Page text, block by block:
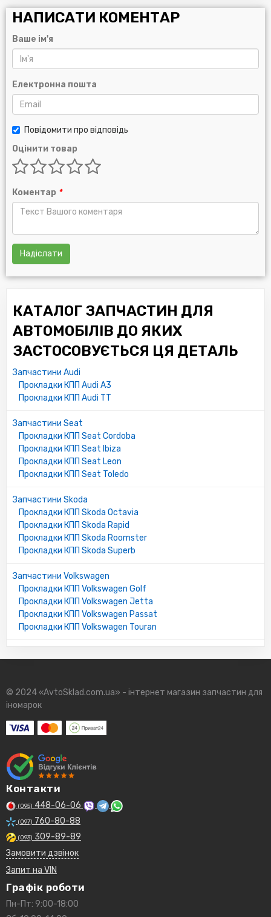
НАПИСАТИ КОМЕНТАР
Ваше ім'я
Електронна пошта
Повідомити про відповідь
Оцінити товар
Коментар *
Надіслати
КАТАЛОГ ЗАПЧАСТИН ДЛЯ
АВТОМОБІЛІВ ДО ЯКИХ
ЗАСТОСОВУЄТЬСЯ ЦЯ ДЕТАЛЬ
Запчастини Audi
Прокладки КПП Audi A3
Прокладки КПП Audi TT
Запчастини Seat
Прокладки КПП Seat Cordoba
Прокладки КПП Seat Ibiza
Прокладки КПП Seat Leon
Прокладки КПП Seat Toledo
Запчастини Skoda
Прокладки КПП Skoda Octavia
Прокладки КПП Skoda Rapid
Прокладки КПП Skoda Roomster
Прокладки КПП Skoda Superb
Запчастини Volkswagen
Прокладки КПП Volkswagen Golf
Прокладки КПП Volkswagen Jetta
Прокладки КПП Volkswagen Passat
Прокладки КПП Volkswagen Touran
© 2024 «AvtoSklad.com.ua» - інтернет магазин запчастин для
іномарок
Контакти
(095) 448-06-06
(097) 760-80-88
(093) 309-89-89
Замовити дзвінок
Запит на VIN
Графік роботи
Пн-Пт: 9:00-18:00